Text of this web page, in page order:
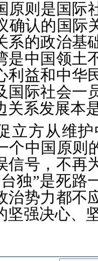
原则是国际
确认的国际
系的政治基
是中国领土
利益和中华
国际社会一
关系发展本
立方从维
个中国原则
信号，不再
独”是死路
治势力都不
坚强决心、